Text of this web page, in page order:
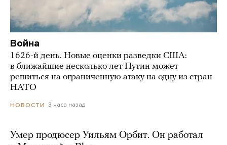
Война
1626-й день. Новые оценки разведки США:
в ближайшие несколько лет Путин может
решиться на ограниченную атаку на одну из стран
НАТО
НОВОСТИ 3 часа назад
Умер продюсер Уильям Орбит. Он работал